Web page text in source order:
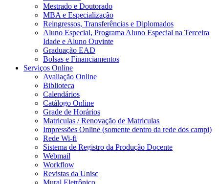
Mestrado e Doutorado
MBA e Especialização
Reingressos, Transferências e Diplomados
Aluno Especial, Programa Aluno Especial na Terceira
Idade e Aluno Ouvinte
Graduação EAD
Bolsas e Financiamentos
Serviços Online
Avaliação Online
Biblioteca
Calendários
Catálogo Online
Grade de Horários
Matriculas / Renovação de Matriculas
Impressões Online (somente dentro da rede dos campi)
Rede Wi-fi
Sistema de Registro da Produção Docente
Webmail
Workflow
Revistas da Unisc
Mural Eletrônico